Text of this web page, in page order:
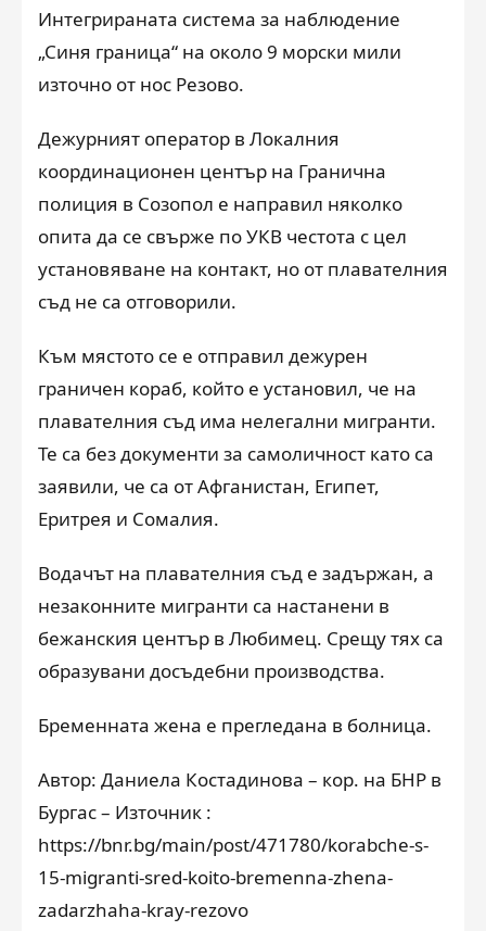
Интегрираната система за наблюдение
„Синя граница“ на около 9 морски мили
източно от нос Резово.
Дежурният оператор в Локалния
координационен център на Гранична
полиция в Созопол е направил няколко
опита да се свърже по УКВ честота с цел
установяване на контакт, но от плавателния
съд не са отговорили.
Към мястото се е отправил дежурен
граничен кораб, който е установил, че на
плавателния съд има нелегални мигранти.
Те са без документи за самоличност като са
заявили, че са от Афганистан, Египет,
Еритрея и Сомалия.
Водачът на плавателния съд е задържан, а
незаконните мигранти са настанени в
бежанския център в Любимец. Срещу тях са
образувани досъдебни производства.
Бременната жена е прегледана в болница.
Автор: Даниела Костадинова – кор. на БНР в
Бургас – Източник :
https://bnr.bg/main/post/471780/korabche-s-
15-migranti-sred-koito-bremenna-zhena-
zadarzhaha-kray-rezovo